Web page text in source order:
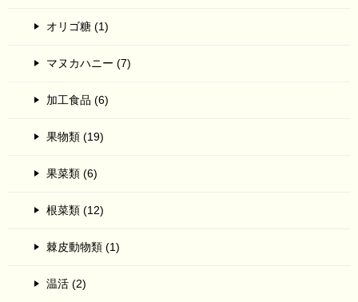
オリゴ糖 (1)
マヌカハニー (7)
加工食品 (6)
果物類 (19)
果菜類 (6)
根菜類 (12)
棘皮動物類 (1)
温活 (2)